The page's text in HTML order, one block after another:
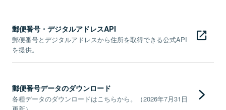
郵便番号・デジタルアドレスAPI
郵便番号とデジタルアドレスから住所を取得できる公式API
を提供。
郵便番号データのダウンロード
各種データのダウンロードはこちらから。（2026年7月31日